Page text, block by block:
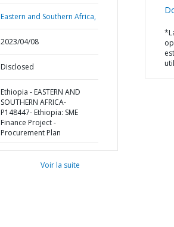
Eastern and Southern Africa,
2023/04/08
Disclosed
Ethiopia - EASTERN AND
SOUTHERN AFRICA-
P148447- Ethiopia: SME
Finance Project -
Procurement Plan
Voir la suite